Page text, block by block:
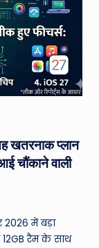
खतरनाक प्लान
चौंकाने वाली
2026 में बड़ा
12GB रैम के साथ